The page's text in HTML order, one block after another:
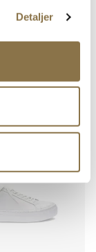
Detaljer